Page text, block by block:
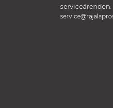
serviceärenden.